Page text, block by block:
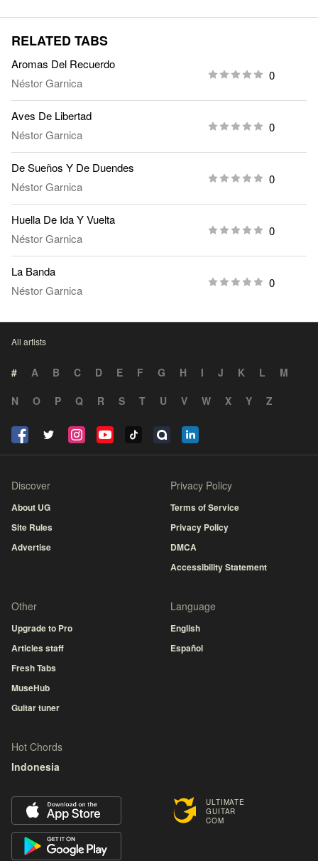
RELATED TABS
Aromas Del Recuerdo
Néstor Garnica
0
Aves De Libertad
Néstor Garnica
0
De Sueños Y De Duendes
Néstor Garnica
0
Huella De Ida Y Vuelta
Néstor Garnica
0
La Banda
Néstor Garnica
0
All artists
# A B C D E F G H I J K L
M
N
O P Q R S T U V W X Y Z
ULTIMATE
GUITAR
COM
Discover
About UG
Site Rules
Advertise
Privacy Policy
Terms of Service
Privacy Policy
DMCA
Accessibility Statement
Other
Upgrade to Pro
Articles staff
Fresh Tabs
MuseHub
Guitar tuner
Language
English
Español
Hot Chords
Indonesia